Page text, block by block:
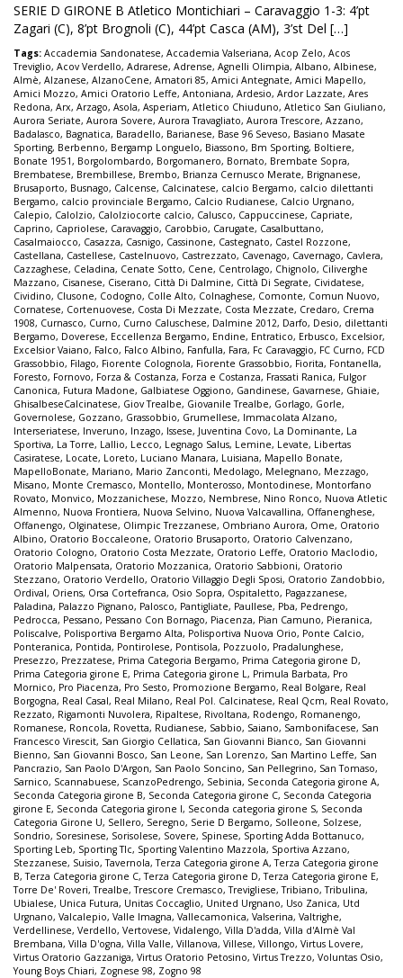
SERIE D GIRONE B Atletico Montichiari – Caravaggio 1-3: 4’pt
Zagari (C), 8’pt Brognoli (C), 44’pt Casca (AM), 3’st Del […]
Tags: Accademia Sandonatese, Accademia Valseriana, Acop Zelo, Acos
Treviglio, Acov Verdello, Adrarese, Adrense, Agnelli Olimpia, Albano, Albinese,
Almè, Alzanese, AlzanoCene, Amatori 85, Amici Antegnate, Amici Mapello,
Amici Mozzo, Amici Oratorio Leffe, Antoniana, Ardesio, Ardor Lazzate, Ares
Redona, Arx, Arzago, Asola, Asperiam, Atletico Chiuduno, Atletico San Giuliano,
Aurora Seriate, Aurora Sovere, Aurora Travagliato, Aurora Trescore, Azzano,
Badalasco, Bagnatica, Baradello, Barianese, Base 96 Seveso, Basiano Masate
Sporting, Berbenno, Bergamp Longuelo, Biassono, Bm Sporting, Boltiere,
Bonate 1951, Borgolombardo, Borgomanero, Bornato, Brembate Sopra,
Brembatese, Brembillese, Brembo, Brianza Cernusco Merate, Brignanese,
Brusaporto, Busnago, Calcense, Calcinatese, calcio Bergamo, calcio dilettanti
Bergamo, calcio provinciale Bergamo, Calcio Rudianese, Calcio Urgnano,
Calepio, Calolzio, Calolziocorte calcio, Calusco, Cappuccinese, Capriate,
Caprino, Capriolese, Caravaggio, Carobbio, Carugate, Casalbuttano,
Casalmaiocco, Casazza, Casnigo, Cassinone, Castegnato, Castel Rozzone,
Castellana, Castellese, Castelnuovo, Castrezzato, Cavenago, Cavernago, Cavlera,
Cazzaghese, Celadina, Cenate Sotto, Cene, Centrolago, Chignolo, Ciliverghe
Mazzano, Cisanese, Ciserano, Città Di Dalmine, Città Di Segrate, Cividatese,
Cividino, Clusone, Codogno, Colle Alto, Colnaghese, Comonte, Comun Nuovo,
Cornatese, Cortenuovese, Costa Di Mezzate, Costa Mezzate, Credaro, Crema
1908, Curnasco, Curno, Curno Caluschese, Dalmine 2012, Darfo, Desio, dilettanti
Bergamo, Doverese, Eccellenza Bergamo, Endine, Entratico, Erbusco, Excelsior,
Excelsior Vaiano, Falco, Falco Albino, Fanfulla, Fara, Fc Caravaggio, FC Curno, FCD
Grassobbio, Filago, Fiorente Colognola, Fiorente Grassobbio, Fiorita, Fontanella,
Foresto, Fornovo, Forza & Costanza, Forza e Costanza, Frassati Ranica, Fulgor
Canonica, Futura Madone, Galbiatese Oggiono, Gandinese, Gavarnese, Ghiaie,
GhisalbeseCalcinatese, Giov Trealbe, Giovanile Trealbe, Gorlago, Gorle,
Governolese, Gozzano, Grassobbio, Grumellese, Immacolata Alzano,
Interseriatese, Inveruno, Inzago, Issese, Juventina Covo, La Dominante, La
Sportiva, La Torre, Lallio, Lecco, Legnago Salus, Lemine, Levate, Libertas
Casiratese, Locate, Loreto, Luciano Manara, Luisiana, Mapello Bonate,
MapelloBonate, Mariano, Mario Zanconti, Medolago, Melegnano, Mezzago,
Misano, Monte Cremasco, Montello, Monterosso, Montodinese, Montorfano
Rovato, Monvico, Mozzanichese, Mozzo, Nembrese, Nino Ronco, Nuova Atletic
Almenno, Nuova Frontiera, Nuova Selvino, Nuova Valcavallina, Offanenghese,
Offanengo, Olginatese, Olimpic Trezzanese, Ombriano Aurora, Ome, Oratorio
Albino, Oratorio Boccaleone, Oratorio Brusaporto, Oratorio Calvenzano,
Oratorio Cologno, Oratorio Costa Mezzate, Oratorio Leffe, Oratorio Maclodio,
Oratorio Malpensata, Oratorio Mozzanica, Oratorio Sabbioni, Oratorio
Stezzano, Oratorio Verdello, Oratorio Villaggio Degli Sposi, Oratorio Zandobbio,
Ordival, Oriens, Orsa Cortefranca, Osio Sopra, Ospitaletto, Pagazzanese,
Paladina, Palazzo Pignano, Palosco, Pantigliate, Paullese, Pba, Pedrengo,
Pedrocca, Pessano, Pessano Con Bornago, Piacenza, Pian Camuno, Pieranica,
Poliscalve, Polisportiva Bergamo Alta, Polisportiva Nuova Orio, Ponte Calcio,
Ponteranica, Pontida, Pontirolese, Pontisola, Pozzuolo, Pradalunghese,
Presezzo, Prezzatese, Prima Categoria Bergamo, Prima Categoria girone D,
Prima Categoria girone E, Prima Categoria girone L , Primula Barbata, Pro
Mornico, Pro Piacenza, Pro Sesto, Promozione Bergamo, Real Bolgare, Real
Borgogna, Real Casal, Real Milano, Real Pol. Calcinatese, Real Qcm, Real Rovato,
Rezzato, Rigamonti Nuvolera, Ripaltese, Rivoltana, Rodengo, Romanengo,
Romanese, Roncola, Rovetta, Rudianese, Sabbio, Saiano, Sambonifacese, San
Francesco Virescit, San Giorgio Cellatica, San Giovanni Bianco, San Giovanni
Bienno, San Giovanni Bosco, San Leone, San Lorenzo, San Martino Leffe, San
Pancrazio, San Paolo D'Argon, San Paolo Soncino, San Pellegrino, San Tomaso,
Sarnico, Scannabuese, ScanzoPedrengo, Sebinia, Seconda Categoria girone A,
Seconda Categoria girone B, Seconda Categoria girone C, Seconda Categoria
girone E, Seconda Categoria girone I, Seconda categoria girone S, Seconda
Categoria Girone U, Sellero, Seregno, Serie D Bergamo, Solleone, Solzese,
Sondrio, Soresinese, Sorisolese, Sovere, Spinese, Sporting Adda Bottanuco,
Sporting Leb, Sporting Tlc, Sporting Valentino Mazzola, Sportiva Azzano,
Stezzanese, Suisio,Tavernola,Terza Categoria girone A,Terza Categoria girone
B,Terza Categoria girone C,Terza Categoria girone D,Terza Categoria girone E,
Torre De' Roveri,Trealbe,Trescore Cremasco,Trevigliese,Tribiano,Tribulina,
Ubialese, Unica Futura, Unitas Coccaglio, United Urgnano, Uso Zanica, Utd
Urgnano, Valcalepio, Valle Imagna, Vallecamonica, Valserina, Valtrighe,
Verdellinese, Verdello, Vertovese, Vidalengo, Villa D'adda, Villa d'Almè Val
Brembana, Villa D'ogna, Villa Valle, Villanova, Villese, Villongo, Virtus Lovere,
Virtus Oratorio Gazzaniga, Virtus Oratorio Petosino, Virtus Trezzo, Voluntas Osio,
Young Boys Chiari, Zognese 98, Zogno 98